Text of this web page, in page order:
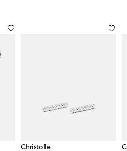
Christofle